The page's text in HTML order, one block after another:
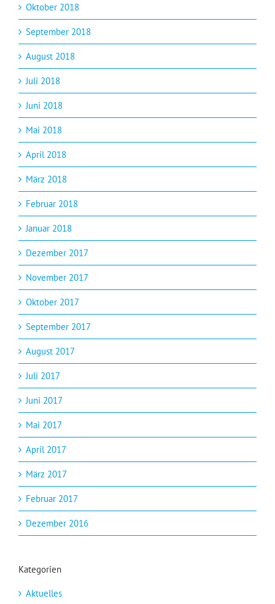
Oktober 2018
September 2018
August 2018
Juli 2018
Juni 2018
Mai 2018
April 2018
März 2018
Februar 2018
Januar 2018
Dezember 2017
November 2017
Oktober 2017
September 2017
August 2017
Juli 2017
Juni 2017
Mai 2017
April 2017
März 2017
Februar 2017
Dezember 2016
Kategorien
Aktuelles